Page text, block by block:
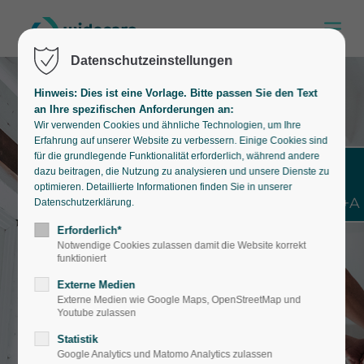
Bilder ohne Alternativtext: Einige Bilder
auf der Website haben keinen
Alternativtext. Wir überprüfen und
aktualisieren diese Inhalte laufend.
Das Kontrastverhältnis von Hintergrund-
und Vordergrundfarben ist nicht überall
ausreichend. Wir überprüfen und
aktualisieren die Gestaltung aller Inhalte
laufend. Nutzen Sie dafür auch das
integrierte Widget.
Einige Bereiche werden nicht korrekt
Überschriften eingeleitet. Wir
Datenschutzeinstellungen
Hinweis: Dies ist eine Vorlage. Bitte passen Sie den Text
an Ihre spezifischen Anforderungen an:
Wir verwenden Cookies und ähnliche Technologien, um Ihre
Erfahrung auf unserer Website zu verbessern. Einige Cookies sind
für die grundlegende Funktionalität erforderlich, während andere
dazu beitragen, die Nutzung zu analysieren und unsere Dienste zu
optimieren. Detaillierte Informationen finden Sie in unserer
Datenschutzerklärung.
Erforderlich*
Notwendige Cookies zulassen damit die Website korrekt
funktioniert
Externe Medien
Externe Medien wie Google Maps, OpenStreetMap und
Youtube zulassen
Statistik
Google Analytics und Matomo Analytics zulassen
Shift+Alt+A